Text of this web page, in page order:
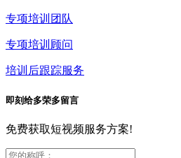
专项培训团队
专项培训顾问
培训后跟踪服务
即刻给多荣多留言
免费获取短视频服务方案!